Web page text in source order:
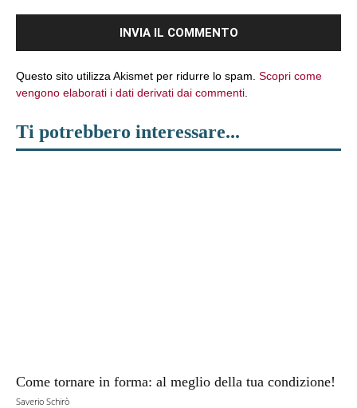
Questo sito utilizza Akismet per ridurre lo spam. Scopri come
vengono elaborati i dati derivati dai commenti
Ti potrebbero interessare...
Come tornare in forma: al meglio della tua condizione!
Saverio Schirò